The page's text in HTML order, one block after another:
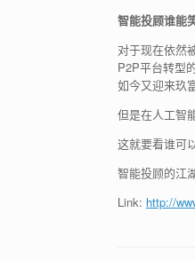
智能投顾谁能
对于现在依然
P2P平台转型
如今又迎来玖
但是在人工智
这就要看谁可
智能投顾的江
Link: http://